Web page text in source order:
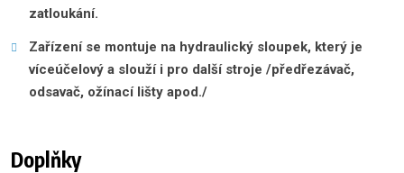
zatloukání.
Zařízení se montuje na hydraulický sloupek, který je
víceúčelový a slouží i pro další stroje /předřezávač,
odsavač, ožínací lišty apod./
Doplňky